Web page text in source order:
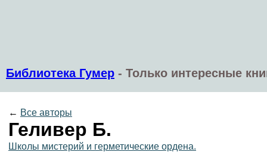
Библиотека Гумер - Только интересные
← Все авторы
Геливер Б.
Школы мистерий и герметические ордена.